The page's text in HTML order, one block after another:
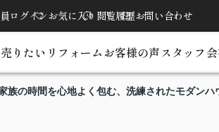
ログインお気に入り 閲覧履歴お問い合わせ
売りたい リフォーム お客様の声スタッフ
族の時間を心地よく包む、洗練されたモダンハ